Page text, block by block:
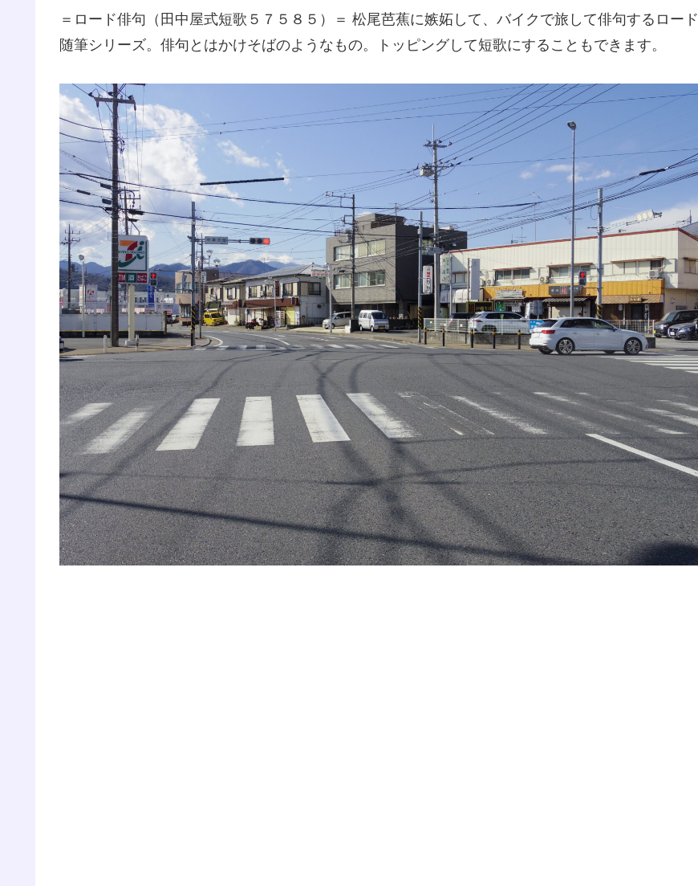
＝ロード俳句（田中屋式短歌５７５８５）＝ 松尾芭蕉に嫉妬して、バイクで旅して俳句するロード
随筆シリーズ。俳句とはかけそばのようなもの。トッピングして短歌にすることもできます。